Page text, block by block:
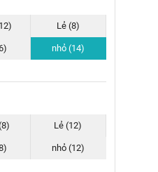
Lẻ (8)
nhỏ (14)
Lẻ (12)
nhỏ (12)